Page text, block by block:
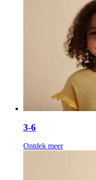
3-6
Ontdek meer